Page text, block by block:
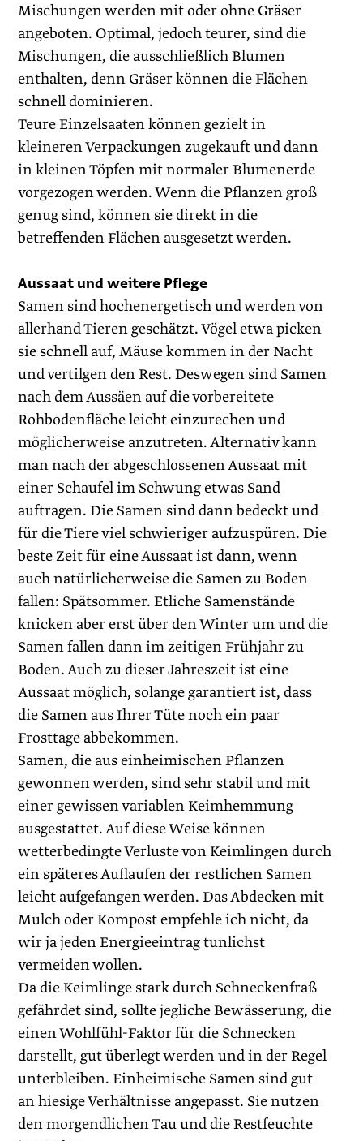
Mischungen werden mit oder ohne Gräser
angeboten. Optimal, jedoch teurer, sind die
Mischungen, die ausschließlich Blumen
enthalten, denn Gräser können die Flächen
schnell dominieren.
Teure Einzelsaaten können gezielt in
kleineren Verpackungen zugekauft und dann
in kleinen Töpfen mit normaler Blumenerde
vorgezogen werden. Wenn die Pflanzen groß
genug sind, können sie direkt in die
betreffenden Flächen ausgesetzt ­werden.
Aussaat und weitere Pflege
Samen sind hochenergetisch und werden von
allerhand Tieren geschätzt. Vögel etwa picken
sie schnell auf, Mäuse kommen in der Nacht
und vertilgen den Rest. Deswegen sind Samen
nach dem Aussäen auf die vorbereitete
Rohbodenfläche leicht einzurechen und
möglicherweise anzutreten. Alternativ kann
man nach der abgeschlossenen Aussaat mit
einer Schaufel im Schwung etwas Sand
auftragen. Die Samen sind dann bedeckt und
für die Tiere viel schwieriger aufzuspüren. Die
beste Zeit für eine Aussaat ist dann, wenn
auch natürlicherweise die Samen zu Boden
fallen: Spätsommer. Etliche Samenstände
knicken aber erst über den Winter um und die
Samen fallen dann im zeitigen Frühjahr zu
Boden. Auch zu dieser Jahreszeit ist eine
Aussaat möglich, solange garantiert ist, dass
die Samen aus Ihrer Tüte noch ein paar
Frosttage abbekommen.
Samen, die aus einheimischen Pflanzen
gewonnen werden, sind sehr stabil und mit
einer gewissen variablen Keimhemmung
ausgestattet. Auf diese Weise können
wetterbedingte Verluste von Keimlingen durch
ein späteres Auflaufen der restlichen Samen
leicht aufgefangen werden. Das Abdecken mit
Mulch oder Kompost empfehle ich nicht, da
wir ja jeden Energieeintrag tunlichst
vermeiden wollen.
Da die Keimlinge stark durch Schneckenfraß
gefährdet sind, sollte jegliche Bewässerung, die
einen Wohlfühl-Faktor für die Schnecken
darstellt, gut überlegt werden und in der Regel
unterbleiben. Einheimische Samen sind gut
an hiesige Verhältnisse angepasst. Sie nutzen
den morgendlichen Tau und die Restfeuchte